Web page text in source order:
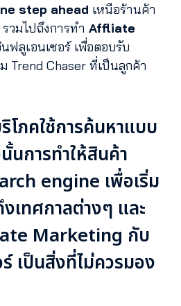
step ahead เหนือร้านค้า
วมไปถึงการทำ Affliate
ฟลูเอนเซอร์ เพื่อตอบรับ
Trend Chaser ที่เป็นลูกค้า
โภคใช้การค้นหาแบบ
การทำให้สินค้า
engine เพื่อเริ่ม
เทศกาลต่างๆ และ
Marketing กับ
เป็นสิ่งที่ไม่ควรมอง